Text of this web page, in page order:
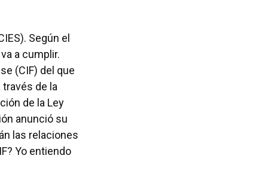
Según el
a cumplir.
(CIF) del que
de la
de la Ley
anunció su
las relaciones
Yo entiendo